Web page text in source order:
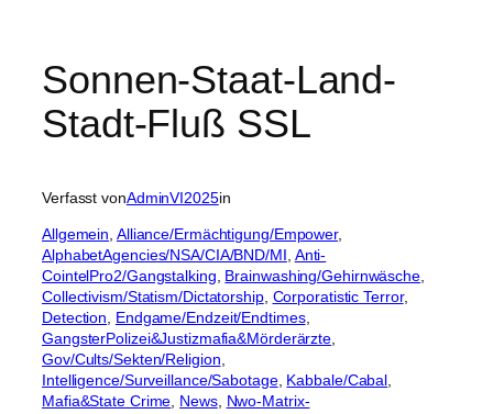
Sonnen-Staat-Land-
Stadt-Fluß SSL
Verfasst vonAdminVI2025in
Allgemein Alliance/Ermächtigung/Empower
AlphabetAgencies/NSA/CIA/BND/MI Anti-
CointelPro2/Gangstalking Brainwashing/Gehirnwäsche
Collectivism/Statism/Dictatorship, Corporatistic Terror
Detection
Endgame/Endzeit/Endtimes
GangsterPolizei&Justizmafia&Mörderärzte
Gov/Cults/Sekten/Religion
Intelligence/Surveillance/Sabotage, Kabbale/Cabal
Mafia&State Crime News, Nwo-Matrix-